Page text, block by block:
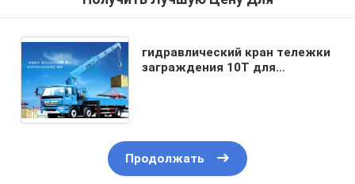
гидравлический кран тележки
заграждения 10T для
Продолжать